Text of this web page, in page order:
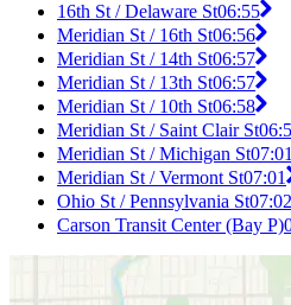
16th St / Delaware St06:55
Meridian St / 16th St06:56
Meridian St / 14th St06:57
Meridian St / 13th St06:57
Meridian St / 10th St06:58
Meridian St / Saint Clair St
Meridian St / Michigan St07:01
Meridian St / Vermont St07:01
Ohio St / Pennsylvania St07:02
Carson Transit Center (Bay P)